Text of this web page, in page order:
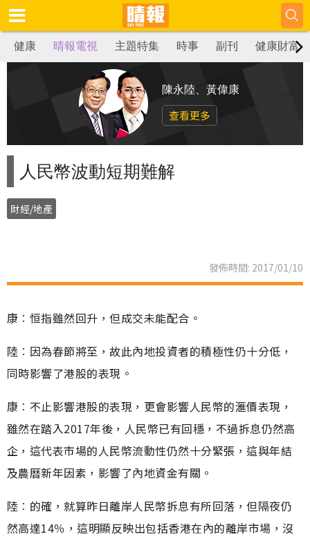
健康 晴報電視 主題特集 時事 副刊 健康財富
陳永陸、黃偉康
查看更多
人民幣波動短期難解
財經/地產
發佈時間: 2017/01/10
康︰恒指雖然回升，但成交未能配合。
陸︰因為春節將至，故此內地投資者的積極性仍十分低，
同時影響了港股的表現。
康︰不止影響港股的表現，更會影響人民幣的滙價表現，
雖然在踏入2017年後，人民幣已有回穩，不過拆息仍然高
企，這代表市場的人民幣流動性仍然十分緊張，這與年結
及農曆新年因素，影響了內地資金有關。
陸︰的確，就算昨日離岸人民幣拆息有所回落，但隔夜仍
然高達14％，這明顯反映出包括香港在內的離岸市場，沒